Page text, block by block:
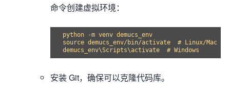
命令创建虚拟环境：
source demucs_env/bin/activate # Linux/Mac
demucs_env\Scripts\activate # Windows
安装 Git，确保可以克隆代码库。